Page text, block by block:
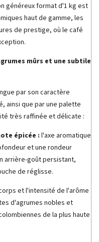
généreux format d'1 kg est
haut de gamme, les
de prestige, où le café
mûrs et une subtile
par son caractère
ainsi que par une palette
très raffinée et délicate :
épicée : l'axe aromatique
et une rondeur
arrière-goût persistant,
de réglisse.
et l'intensité de l'arôme
d'agrumes nobles et
de la plus haute